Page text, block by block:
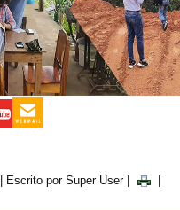
Escrito por Super User|